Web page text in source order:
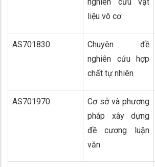
liệu vô cơ
AS701830
Chuyên đề
nghiên cứu hợp
chất tự nhiên
AS701970
Cơ sở và phương
pháp xây dựng
đề cương luận
văn